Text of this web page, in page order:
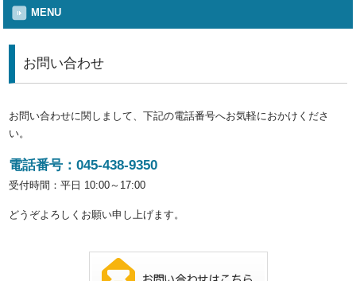
MENU
お問い合わせ
お問い合わせに関しまして、下記の電話番号へお気軽におかけくださ
い。
電話番号：045-438-9350
受付時間：平日 10:00～17:00
どうぞよろしくお願い申し上げます。